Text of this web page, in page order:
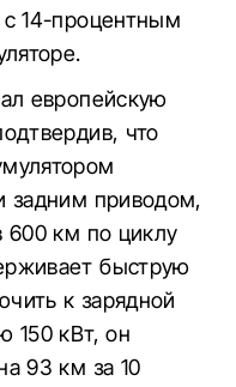
14-процентным
европейскую
что
задним приводом,
600 км по циклу
быструю
к зарядной
150 кВт, он
93 км за 10